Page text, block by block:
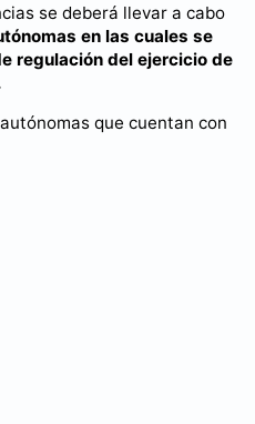
se deberá llevar a cabo
en las cuales se
regulación del ejercicio de
que cuentan con